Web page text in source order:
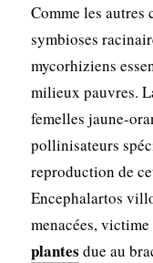
Comme les autres
symbioses
mycorhiziens
milieux pauvres.
femelles jaune-
pollinisateurs
reproduction de
Encephalartos
menacées,
plantes due au